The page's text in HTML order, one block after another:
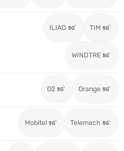
ILIAD TIM
WINDTRE
O2 Orange
Mobitel Telemach